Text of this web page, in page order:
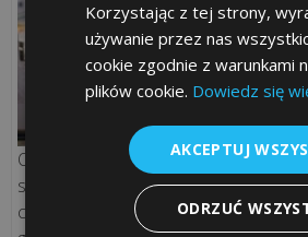
Oprogramowanie gastronomiczne
specjalizacji naszej firmy. Mamy za
całym kraju. Dostarczamy
Korzystając z tej strony,
używanie przez nas
cookie zgodnie z warunkami
plików cookie. Dowiedz się
AKCEPTUJ
ODRZUĆ